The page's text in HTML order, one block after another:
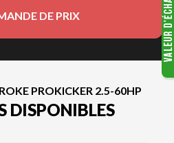
DE PRIX
PROKICKER 2.5-60HP
DISPONIBLES